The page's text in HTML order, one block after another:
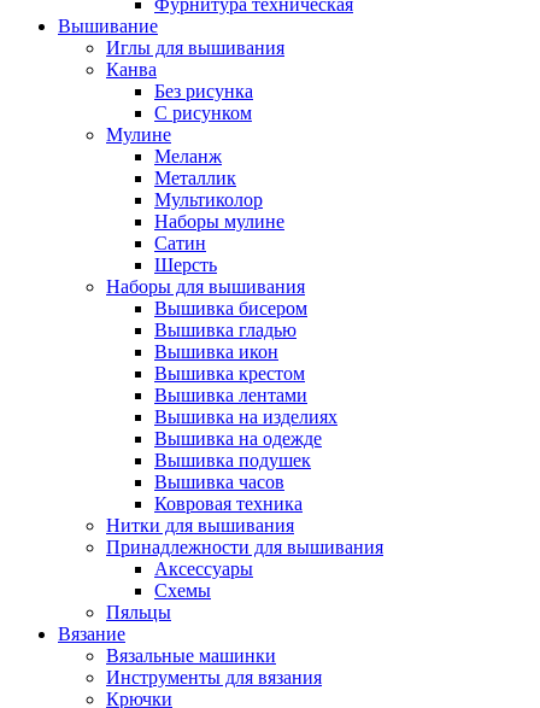
Фурнитура техническая
Вышивание
Иглы для вышивания
Канва
Без рисунка
С рисунком
Мулине
Меланж
Металлик
Мультиколор
Наборы мулине
Сатин
Шерсть
Наборы для вышивания
Вышивка бисером
Вышивка гладью
Вышивка икон
Вышивка крестом
Вышивка лентами
Вышивка на изделиях
Вышивка на одежде
Вышивка подушек
Вышивка часов
Ковровая техника
Нитки для вышивания
Принадлежности для вышивания
Аксессуары
Схемы
Пяльцы
Вязание
Вязальные машинки
Инструменты для вязания
Крючки